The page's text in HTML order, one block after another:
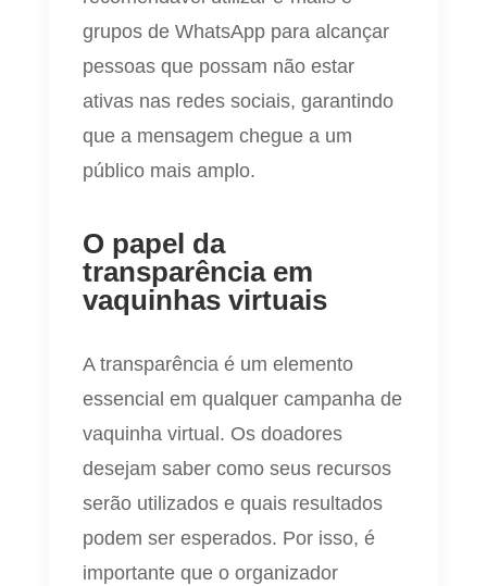
grupos de WhatsApp para alcançar
pessoas que possam não estar
ativas nas redes sociais, garantindo
que a mensagem chegue a um
público mais amplo.
O papel da
transparência em
vaquinhas virtuais
A transparência é um elemento
essencial em qualquer campanha de
vaquinha virtual. Os doadores
desejam saber como seus recursos
serão utilizados e quais resultados
podem ser esperados. Por isso, é
importante que o organizador